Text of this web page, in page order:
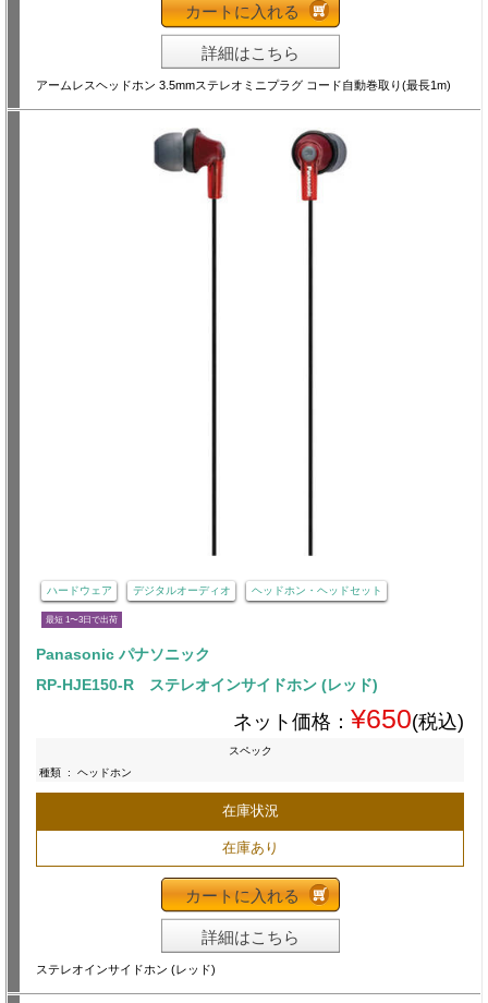
カートに入れる
詳細はこちら
アームレスヘッドホン 3.5mmステレオミニプラグ コード自動巻取り(最長1m)
ハードウェア デジタルオーディオ ヘッドホン・ヘッドセット
最短 1〜3日で出荷
Panasonic パナソニック
RP-HJE150-R ステレオインサイドホン (レッド)
ネット価格： ¥650(税込)
スペック
種類 : ヘッドホン
在庫状況
在庫あり
カートに入れる
詳細はこちら
ステレオインサイドホン (レッド)